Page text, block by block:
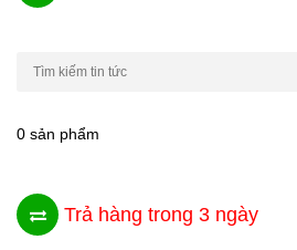
0 sản phẩm
Trả hàng trong 3 ngày